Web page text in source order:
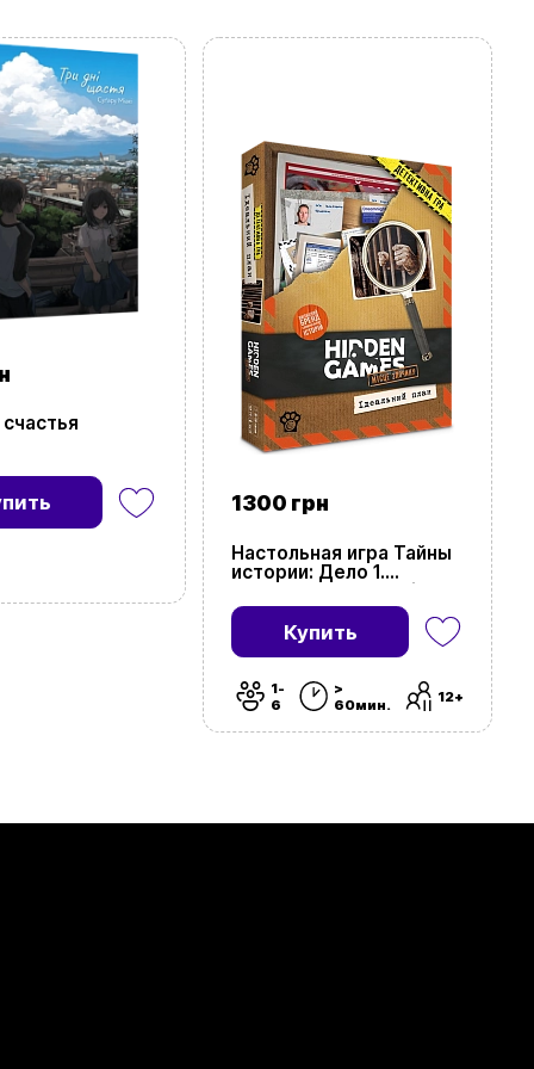
1300 грн
Настольная игра Тайны
истории: Дело 1.
Идеальный план (Hidden
Games)
Купить
1-
6
>
60мин.
12+